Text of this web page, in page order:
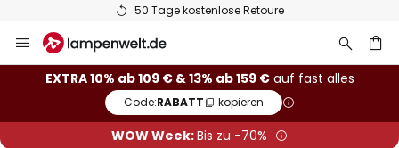
50 Tage kostenlose Retoure
Inhalt
springen
EXTRA 10% ab 109 € & 13% ab 159 €auf fast alles
Code:RABATT kopieren
WOW Week:Bis zu -70%